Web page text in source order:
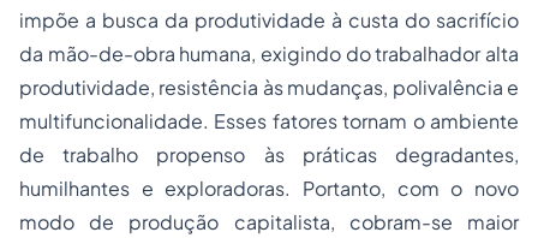
impõe a busca da produtividade à custa do sacrifício
da mão-de-obra humana, exigindo do trabalhador alta
produtividade, resistência às mudanças, polivalência e
multifuncionalidade. Esses fatores tornam o ambiente
de trabalho propenso às práticas degradantes,
humilhantes e exploradoras. Portanto, com o novo
modo de produção capitalista, cobram-se maior